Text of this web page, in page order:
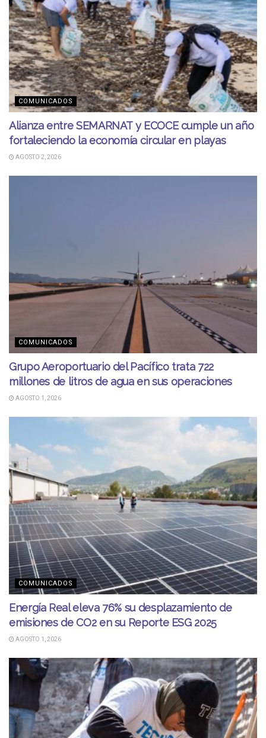
COMUNICADOS
Alianza entre SEMARNAT y ECOCE cumple un año
fortaleciendo la economía circular en playas
AGOSTO 2, 2026
COMUNICADOS
Grupo Aeroportuario del Pacífico trata 722
millones de litros de agua en sus operaciones
AGOSTO 1, 2026
COMUNICADOS
Energía Real eleva 76% su desplazamiento de
emisiones de CO2 en su Reporte ESG 2025
AGOSTO 1, 2026